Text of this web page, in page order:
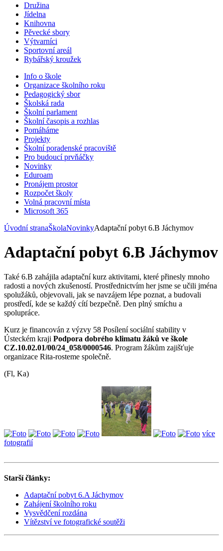
Družina
Jídelna
Knihovna
Pěvecké sbory
Výtvarníci
Sportovní areál
Rybářský kroužek
Info o škole
Organizace školního roku
Pedagogický sbor
Školská rada
Školní parlament
Školní časopis a rozhlas
Pomáháme
Projekty
Školní poradenské pracoviště
Pro budoucí prvňáčky
Novinky
Eduroam
Pronájem prostor
Rozpočet školy
Volná pracovní místa
Microsoft 365
Úvodní stranaŠkolaNovinkyAdaptační pobyt 6.B Jáchymov
Adaptační pobyt 6.B Jáchymov
Také 6.B zahájila adaptační kurz aktivitami, které přinesly mnoho
radosti a nových zkušeností. Prostřednictvím her jsme se učili jména
spolužáků, objevovali, jak se navzájem lépe poznat, a budovali
prostředí, kde se každý cítí bezpečně. Den plný smíchu a
spolupráce.
Kurz je financován z výzvy 58 Posílení sociální stability v
Ústeckém kraji Podpora dobrého klimatu žáků ve škole
CZ.10.02.01/00/24_058/0000546. Program žákům zajišťuje
organizace Rita-rosteme společně.
(Fl, Ka)
více
fotografií
Starší články:
Adaptační pobyt 6.A Jáchymov
Zahájení školního roku
Vysvědčení rozdána
Vítězství ve fotografické soutěži